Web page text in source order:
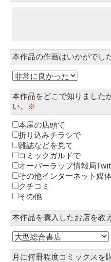
本作品の作画はいかがでし
本作品をどこで知りました
い。
※
本屋の店頭で
折り込みチラシで
雑誌などを見て
コミックガルドで
オーバーラップ情報局
その他インターネット媒
クチコミ
その他
本作品を購入したお店を教
月に何冊程度コミックスを